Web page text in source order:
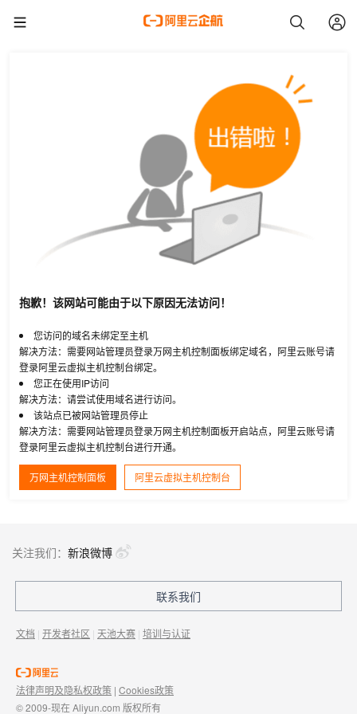
抱歉！该网站可能由于以下原因无法访问！
您访问的域名未绑定至主机
解决方法：需要网站管理员登录万网主机控制面板绑定域名，阿里云账号请
登录阿里云虚拟主机控制台绑定。
您正在使用IP访问
解决方法：请尝试使用域名进行访问。
该站点已被网站管理员停止
解决方法：需要网站管理员登录万网主机控制面板开启站点，阿里云账号请
登录阿里云虚拟主机控制台进行开通。
万网主机控制面板 阿里云虚拟主机控制台